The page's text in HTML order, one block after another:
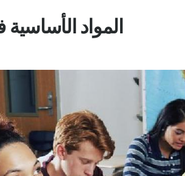
المواد